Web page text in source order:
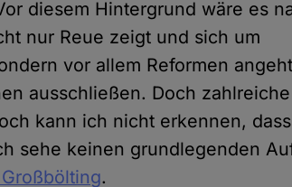
diesem Hintergrund wäre es
nur Reue zeigt und sich um
vor allem Reformen
ausschließen. Doch
kann ich nicht erkennen,
sehe keinen grundlegenden
.